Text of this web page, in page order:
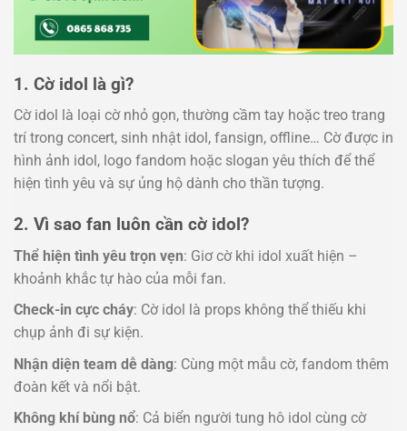
1. Cờ idol là gì?
Cờ idol là loại cờ nhỏ gọn, thường cầm tay hoặc treo trang
trí trong concert, sinh nhật idol, fansign, offline… Cờ được in
hình ảnh idol, logo fandom hoặc slogan yêu thích để thể
hiện tình yêu và sự ủng hộ dành cho thần tượng.
2. Vì sao fan luôn cần cờ idol?
Thể hiện tình yêu trọn vẹn: Giơ cờ khi idol xuất hiện –
khoảnh khắc tự hào của mỗi fan.
Check-in cực cháy: Cờ idol là props không thể thiếu khi
chụp ảnh đi sự kiện.
Nhận diện team dễ dàng: Cùng một mẫu cờ, fandom thêm
đoàn kết và nổi bật.
Không khí bùng nổ: Cả biển người tung hô idol cùng cờ